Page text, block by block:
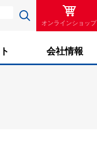
検索
オンラインショップ
会社情報